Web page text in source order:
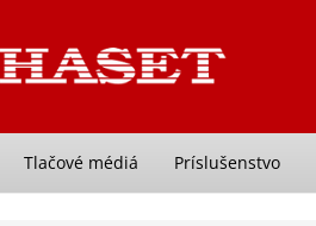
Tlačové médiá Príslušenstvo